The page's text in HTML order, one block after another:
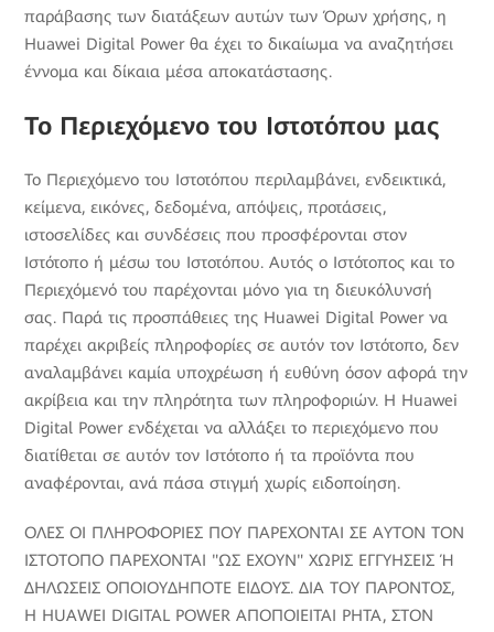
παράβασης των διατάξεων αυτών των Όρων χρήσης, η
Huawei Digital Power θα έχει το δικαίωμα να αναζητήσει
έννομα και δίκαια μέσα αποκατάστασης.
Το Περιεχόμενο του Ιστοτόπου μας
Το Περιεχόμενο του Ιστοτόπου περιλαμβάνει, ενδεικτικά,
κείμενα, εικόνες, δεδομένα, απόψεις, προτάσεις,
ιστοσελίδες και συνδέσεις που προσφέρονται στον
Ιστότοπο ή μέσω του Ιστοτόπου. Αυτός ο Ιστότοπος και το
Περιεχόμενό του παρέχονται μόνο για τη διευκόλυνσή
σας. Παρά τις προσπάθειες της Huawei Digital Power να
παρέχει ακριβείς πληροφορίες σε αυτόν τον Ιστότοπο, δεν
αναλαμβάνει καμία υποχρέωση ή ευθύνη όσον αφορά την
ακρίβεια και την πληρότητα των πληροφοριών. Η Huawei
Digital Power ενδέχεται να αλλάξει το περιεχόμενο που
διατίθεται σε αυτόν τον Ιστότοπο ή τα προϊόντα που
αναφέρονται, ανά πάσα στιγμή χωρίς ειδοποίηση.
ΟΛΕΣ ΟΙ ΠΛΗΡΟΦΟΡΙΕΣ ΠΟΥ ΠΑΡΕΧΟΝΤΑΙ ΣΕ ΑΥΤΟΝ ΤΟΝ
ΙΣΤΟΤΟΠΟ ΠΑΡΕΧΟΝΤΑΙ "ΩΣ ΕΧΟΥΝ" ΧΩΡΙΣ ΕΓΓΥΗΣΕΙΣ Ή
ΔΗΛΩΣΕΙΣ ΟΠΟΙΟΥΔΗΠΟΤΕ ΕΙΔΟΥΣ. ΔΙΑ ΤΟΥ ΠΑΡΟΝΤΟΣ,
Η HUAWEI DIGITAL POWER ΑΠΟΠΟΙΕΙΤΑΙ ΡΗΤΑ, ΣΤΟΝ